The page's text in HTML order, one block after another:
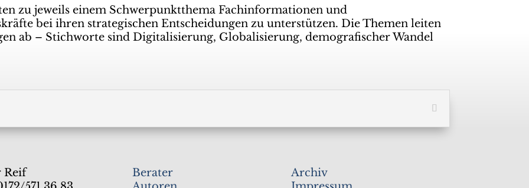
zu jeweils einem Schwerpunktthema Fachinformationen und
bei ihren strategischen Entscheidungen zu unterstützen. Die Themen leiten
ab – Stichworte sind Digitalisierung, Globalisierung, demografischer Wandel
Reif
Berater
Archiv